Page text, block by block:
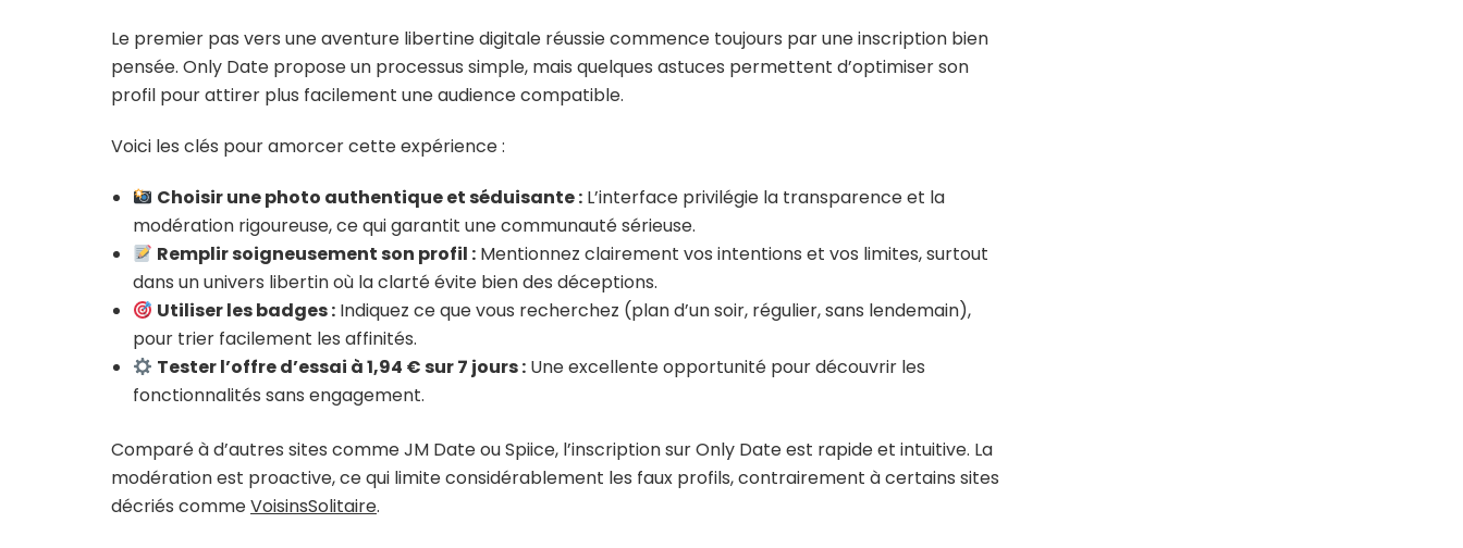
Le premier pas vers une aventure libertine digitale réussie commence toujours par une inscription bien
pensée. Only Date propose un processus simple, mais quelques astuces permettent d’optimiser son
profil pour attirer plus facilement une audience compatible.
Voici les clés pour amorcer cette expérience :
Choisir une photo authentique et séduisante : L’interface privilégie la transparence et la
modération rigoureuse, ce qui garantit une communauté sérieuse.
Remplir soigneusement son profil : Mentionnez clairement vos intentions et vos limites, surtout
dans un univers libertin où la clarté évite bien des déceptions.
Utiliser les badges : Indiquez ce que vous recherchez (plan d’un soir, régulier, sans lendemain),
pour trier facilement les affinités.
Tester l’offre d’essai à 1,94 € sur 7 jours : Une excellente opportunité pour découvrir les
fonctionnalités sans engagement.
Comparé à d’autres sites comme JM Date ou Spiice, l’inscription sur Only Date est rapide et intuitive. La
modération est proactive, ce qui limite considérablement les faux profils, contrairement à certains sites
décriés commeVoisinsSolitaire.